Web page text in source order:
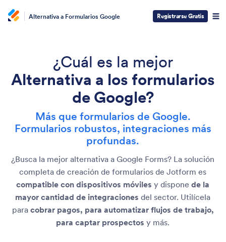
Alternativa a Formularios Google Registrarse Gratis
¿Cuál es la mejor
Alternativa a los formularios
de Google?
Más que formularios de Google.
Formularios robustos, integraciones más
profundas.
¿Busca la mejor alternativa a Google Forms? La solución
completa de creación de formularios de Jotform es
compatible con dispositivos móviles y disponede la
mayor cantidad de integraciones del sector. Utilícela
paracobrar pagos, para automatizar flujos de trabajo,
para captar prospectos y más.